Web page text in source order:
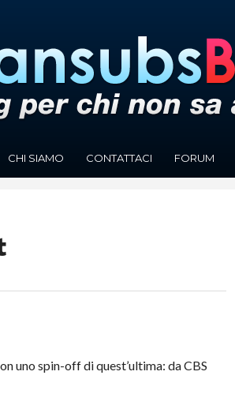
CHI SIAMO CONTATTACI FORUM
uno spin-off di quest’ultima: da CBS